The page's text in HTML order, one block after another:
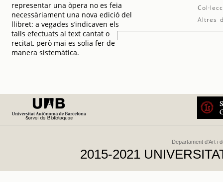
representar una òpera no es feia
necessàriament una nova edició del
llibret: a vegades s’indicaven els
talls efectuats al text cantat o
recitat, però mai es solia fer de
manera sistemàtica.
Altres
Departament d'Art i
2015-2021